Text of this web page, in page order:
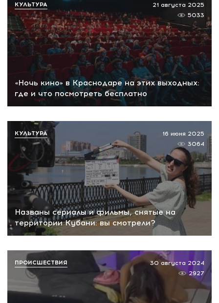
«Ночь кино» в Краснодаре на этих выходных:
где и что посмотреть бесплатно
21 августа 2025
5033
КУЛЬТУРА
Названы сериалы и фильмы, снятые на
территории Кубани: вы смотрели?
16 июня 2025
3064
КУЛЬТУРА
30 августа 2024
2927
ПРОИСШЕСТВИЯ